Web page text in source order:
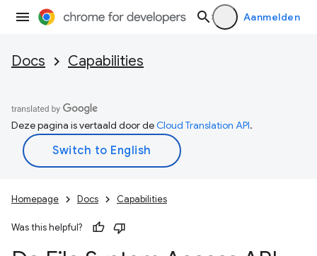
Aanmelden
Docs Capabilities
Deze pagina is vertaald door deCloud Translation API.
Homepage Docs Capabilities
Was this helpful?